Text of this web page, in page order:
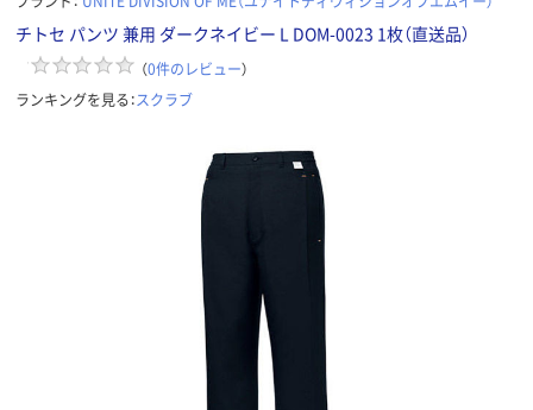
チトセ パンツ 兼用 ダークネイビー L DOM-0023 1枚（直送品）
（0件のレビュー）
ランキングを見る：スクラブ